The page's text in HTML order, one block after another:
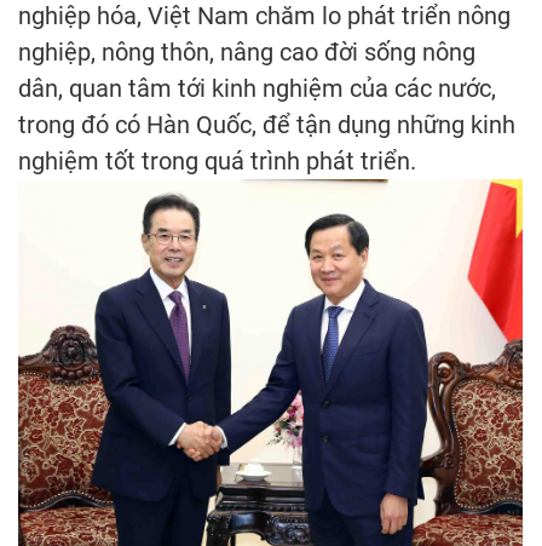
nghiệp hóa, Việt Nam chăm lo phát triển nông
nghiệp, nông thôn, nâng cao đời sống nông
dân, quan tâm tới kinh nghiệm của các nước,
trong đó có Hàn Quốc, để tận dụng những kinh
nghiệm tốt trong quá trình phát triển.